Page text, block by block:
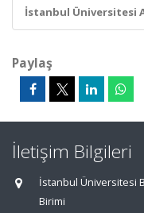
İstanbul Üniversitesi
Paylaş
İletişim Bilgileri
İstanbul Üniversitesi
Birimi